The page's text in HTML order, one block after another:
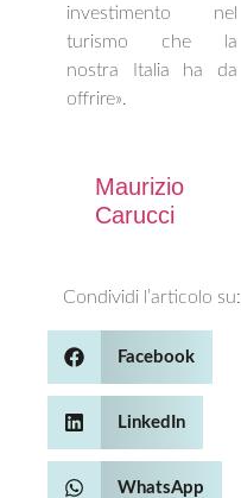
investimento nel
turismo che la
nostra Italia ha da
offrire».
Maurizio
Carucci
Condividi l’articolo su:
Facebook
LinkedIn
WhatsApp